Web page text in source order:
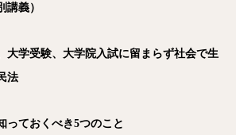
講義）
大学受験、大学院入試に留まらず社会で生
法
っておくべき5つのこと